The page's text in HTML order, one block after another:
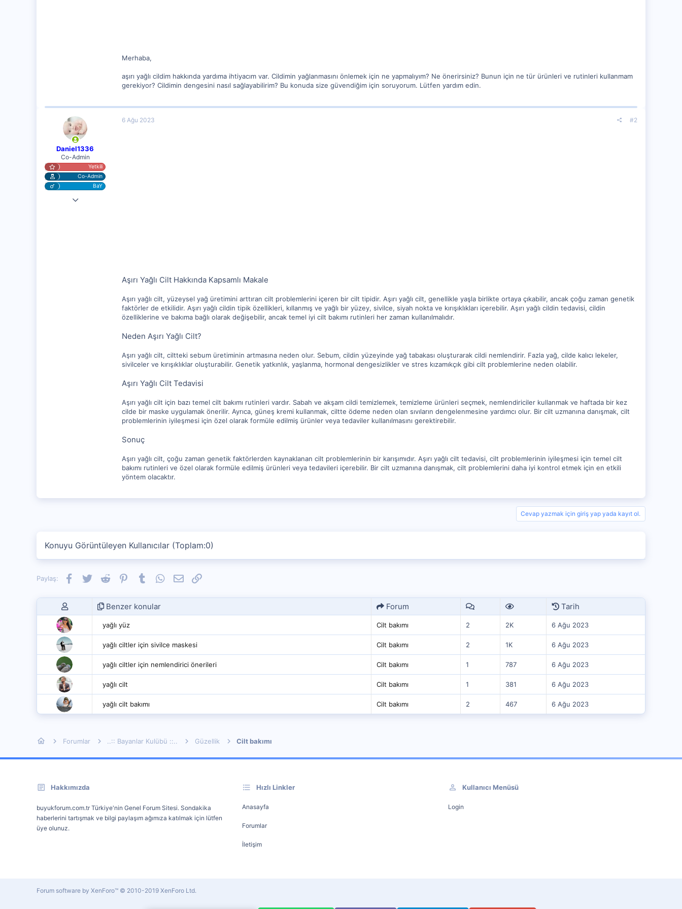
Merhaba,
aşırı yağlı cildim hakkında yardıma ihtiyacım var. Cildimin yağlanmasını önlemek için ne yapmalıyım? Ne önerirsiniz? Bunun için ne tür ürünleri ve rutinleri kullanmam
gerekiyor? Cildimin dengesini nasıl sağlayabilirim? Bu konuda size güvendiğim için soruyorum. Lütfen yardım edin.
Daniel1336
Co-Admin
Yetkili
Co-Admin
BaY
4 Nis 2023
6 Ağu 2023 #2
Aşırı Yağlı Cilt Hakkında Kapsamlı Makale
Aşırı yağlı cilt, yüzeysel yağ üretimini arttıran cilt problemlerini içeren bir cilt tipidir. Aşırı yağlı cilt, genellikle yaşla birlikte ortaya çıkabilir, ancak çoğu zaman genetik
faktörler de etkilidir. Aşırı yağlı cildin tipik özellikleri, kıllanmış ve yağlı bir yüzey, sivilce, siyah nokta ve kırışıklıkları içerebilir. Aşırı yağlı cildin tedavisi, cildin
özelliklerine ve bakıma bağlı olarak değişebilir, ancak temel iyi cilt bakımı rutinleri her zaman kullanılmalıdır.
Neden Aşırı Yağlı Cilt?
Aşırı yağlı cilt, ciltteki sebum üretiminin artmasına neden olur. Sebum, cildin yüzeyinde yağ tabakası oluşturarak cildi nemlendirir. Fazla yağ, cilde kalıcı lekeler,
sivilceler ve kırışıklıklar oluşturabilir. Genetik yatkınlık, yaşlanma, hormonal dengesizlikler ve stres kızamıkçık gibi cilt problemlerine neden olabilir.
Aşırı Yağlı Cilt Tedavisi
Aşırı yağlı cilt için bazı temel cilt bakımı rutinleri vardır. Sabah ve akşam cildi temizlemek, temizleme ürünleri seçmek, nemlendiriciler kullanmak ve haftada bir kez
cilde bir maske uygulamak önerilir. Ayrıca, güneş kremi kullanmak, ciltte ödeme neden olan sıvıların dengelenmesine yardımcı olur. Bir cilt uzmanına danışmak, cilt
problemlerinin iyileşmesi için özel olarak formüle edilmiş ürünler veya tedaviler kullanılmasını gerektirebilir.
Sonuç
Aşırı yağlı cilt, çoğu zaman genetik faktörlerden kaynaklanan cilt problemlerinin bir karışımıdır. Aşırı yağlı cilt tedavisi, cilt problemlerinin iyileşmesi için temel cilt
bakımı rutinleri ve özel olarak formüle edilmiş ürünleri veya tedavileri içerebilir. Bir cilt uzmanına danışmak, cilt problemlerini daha iyi kontrol etmek için en etkili
yöntem olacaktır.
Cevap yazmak için giriş yap yada kayıt ol.
Konuyu Görüntüleyen Kullanıcılar (Toplam:0)
Paylaş: Facebook
TwitterReddit PinterestTumblrWhatsApp
E-postaLink
Benzer konular Forum Tarih
yağlı yüz Cilt bakımı 2 2K 6 Ağu 2023
yağlı ciltler için sivilce maskesi Cilt bakımı 2 1K 6 Ağu 2023
yağlı ciltler için nemlendirici önerileri Cilt bakımı 1 787 6 Ağu 2023
yağlı cilt Cilt bakımı 1 381 6 Ağu 2023
yağlı cilt bakımı Cilt bakımı 2 467 6 Ağu 2023
Forumlar ..:: Bayanlar Kulübü ::.. Güzellik Cilt bakımı
Hakkımızda
buyukforum.com.tr Türkiye'nin Genel Forum Sitesi. Sondakika
haberlerini tartışmak ve bilgi paylaşım ağımıza katılmak için lütfen
üye olunuz.
Hızlı Linkler
Anasayfa
Forumlar
İletişim
Kullanıcı Menüsü
Login
Forum software by XenForo™ © 2010-2019 XenForo Ltd.